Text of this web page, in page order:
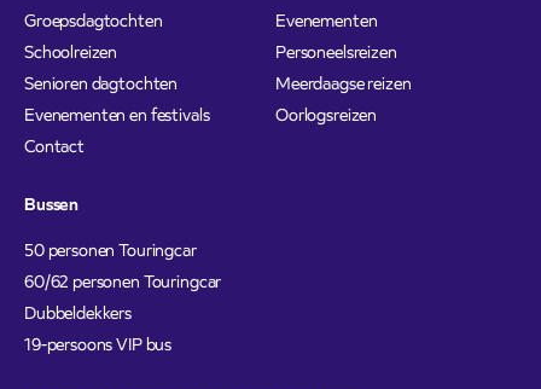
Groepsdagtochten
Schoolreizen
Senioren dagtochten
Evenementen en festivals
Contact
Evenementen
Personeelsreizen
Meerdaagse reizen
Oorlogsreizen
Bussen
50 personen Touringcar
60/62 personen Touringcar
Dubbeldekkers
19-persoons VIP bus